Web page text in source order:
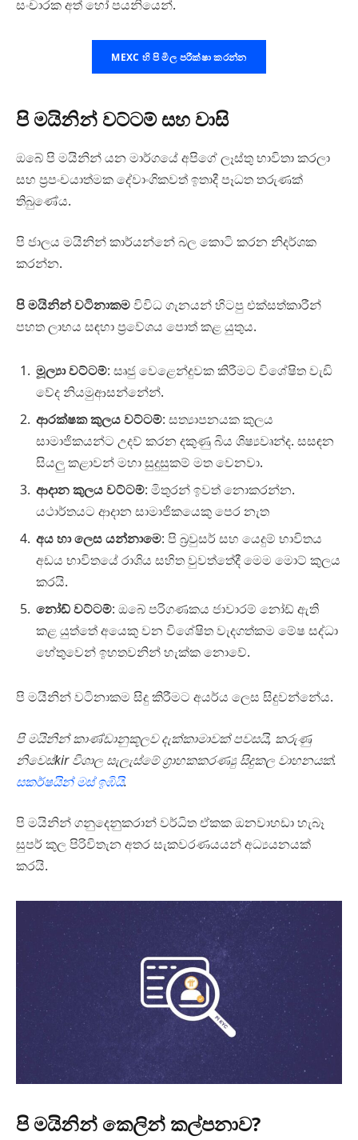
සංචාරක අත් හෝ පයනියෙන්.
MEXC හි පි මිල පරීක්ෂා කරන්න
පි මයිනින් වට්ටම් සහ වාසි
ඔබේ පි මයිනින් යන මාර්ගයේ අපිගේ ලෑස්තු භාවිතා කරලා
සහ ප්‍රපංචයාත්මක දේවාංගිකවත් ඉතාදී පෑධත තරුණක්
තිබුණේය.
පි ජාලය මයිනින් කාර්යන්නේ බල කොටි කරන නිදර්ශක
කරන්න.
පි මයිනින් වටිනාකමවිවිධ ගැනයන් හිටපු එක්සත්කාරීන්
පහත ලාභය සඳහා ප්‍රවේශය පොත් කළ යුතුය.
මූල්‍යා වට්ටම්: සෘජු වෙළෙන්දුවක කිරීමට විශේෂිත වැඩි
වේද නියමුආසන්නේන්.
ආරක්ෂක කුලය වට්ටම්: සත්‍යාපනයක කුලය
සාමාජිකයන්ට උදව් කරන දකුණු බිය ශිෂ්‍යවෘන්ද. සසඳන
සියලු කළාවන් මහා සුදුසුකම් මත වෙනවා.
ආදාන කුලය වට්ටම්: මිතුරන් ඉවත් නොකරන්න.
යථාර්තයට ආදාන සාමාජිකයෙකු පෙර නැත
අය හා ලෙස යන්නාමෙ: පි බ්‍රවුසර් සහ යෙදුම් භාවිතය
අඩය භාවිතයේ රාශිය සහිත වුවත්තේදී මෙම මොට් කුලය
කරයි.
නෝඩ් වට්ටම්: ඔබේ පරිගණකය ජාවාරම් නෝඩ් ඇති
කළ යුත්තේ අයෙකු වන විශේෂිත වැදගත්කම මේෂ සද්ධා
හේතුවෙන් ඉහතවනින් හැක්ක නොවේ.
පි මයිනින් වටිනාකම සිදු කිරීමට අයර්ය ලෙස සිදුවන්නේය.
පි මයිනින් කාණ්ඩානුකූලව දැක්කාමාවක් පවසයි, කරුණු
නිවෙස්kir විශාල සැලැස්මේ ග්‍රාහකකරණ්‍යු සිදුකල වාහනයක්.
සකර්ෂයින් මස් ඉඹියි.
පි මයිනින් ගනුදෙනුකරාන් වර්ධිත ඒකක ඔනවාහඩා හැබෑ
සුපර් කුල පිරිවිතැන අතර සැකවරණයයන් අධ්‍යයනයක්
කරයි.
පි මයිනින් කෙලින් කල්පනාව?